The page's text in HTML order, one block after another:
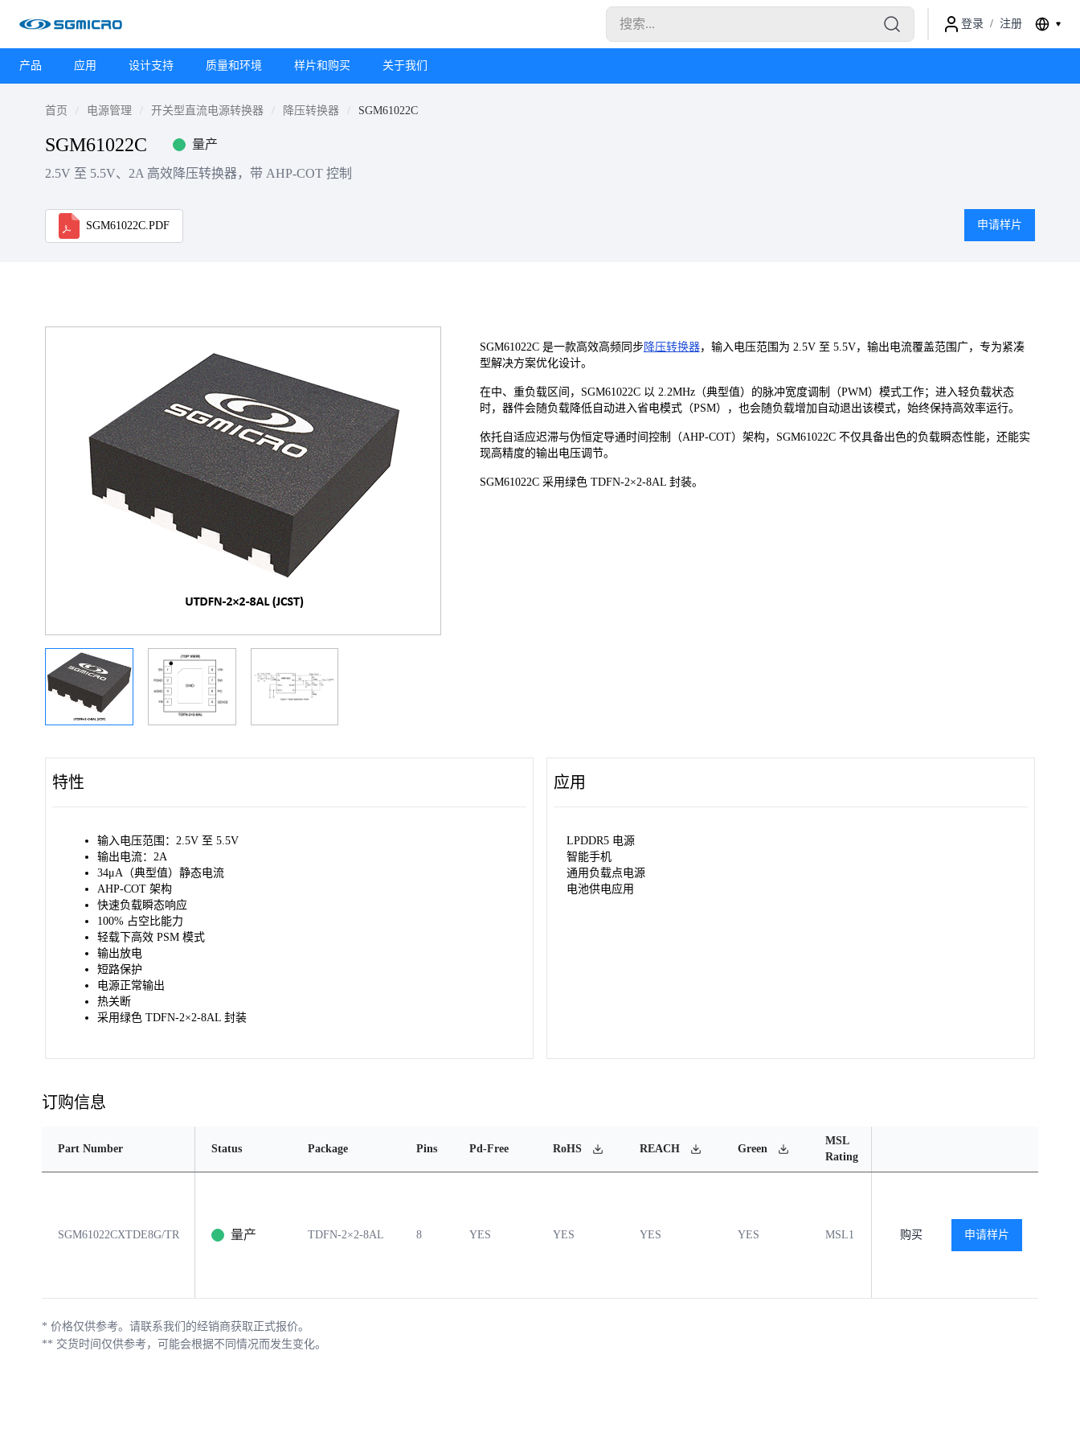
登录 / 注册
产品 应用 设计支持 质量和环境 样片和购买 关于我们
首页 电源管理 开关型直流电源转换器 降压转换器 SGM61022C
SGM61022C 量产
2.5V 至 5.5V、2A 高效降压转换器，带 AHP-COT 控制
SGM61022C.PDF 申请样片
SGM61022C 是一款高效高频同步降压转换器，输入电压范围为 2.5V 至 5.5V，输出电流覆盖范围广，专为紧凑
型解决方案优化设计。
在中、重负载区间，SGM61022C 以 2.2MHz（典型值）的脉冲宽度调制（PWM）模式工作；进入轻负载状态
时，器件会随负载降低自动进入省电模式（PSM），也会随负载增加自动退出该模式，始终保持高效率运行。
依托自适应迟滞与伪恒定导通时间控制（AHP-COT）架构，SGM61022C 不仅具备出色的负载瞬态性能，还能实
现高精度的输出电压调节。
SGM61022C 采用绿色 TDFN-2×2-8AL 封装。
特性
输入电压范围：2.5V 至 5.5V
输出电流：2A
34μA（典型值）静态电流
AHP-COT 架构
快速负载瞬态响应
100% 占空比能力
轻载下高效 PSM 模式
输出放电
短路保护
电源正常输出
热关断
采用绿色 TDFN-2×2-8AL 封装
应用
LPDDR5 电源
智能手机
通用负载点电源
电池供电应用
订购信息
Part Number Status Package Pins Pd-Free RoHS REACH Green
MSL
Rating
SGM61022CXTDE8G/TR 量产 TDFN-2×2-8AL 8 YES YES YES YES MSL1 -40℃ to +125℃
购买 申请样片
* 价格仅供参考。请联系我们的经销商获取正式报价。
** 交货时间仅供参考，可能会根据不同情况而发生变化。